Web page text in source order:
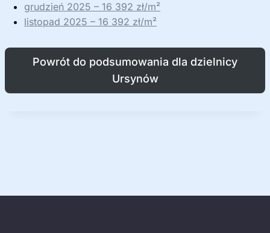
grudzień 2025 – 16 392 zł/m²
listopad 2025 – 16 392 zł/m²
Powrót do podsumowania dla dzielnicy
Ursynów